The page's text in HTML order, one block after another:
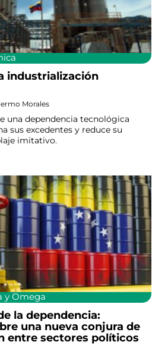
industrialización
Morales
una dependencia tecnológica
sus excedentes y reduce su
imitativo.
y Omega
la dependencia:
una nueva conjura de
entre sectores políticos